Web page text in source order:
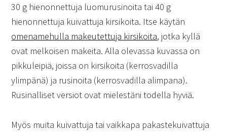
30 g hienonnettuja luomurusinoita tai 40 g
hienonnettuja kuivattuja kirsikoita. Itse käytän
omenamehulla makeutettuja kirsikoita, jotka kyllä
ovat melkoisen makeita. Alla olevassa kuvassa on
pikkuleipiä, joissa on kirsikoita (kerrosvadilla
ylimpänä) ja rusinoita (kerrosvadilla alimpana).
Rusinalliset versiot ovat mielestäni todella hyviä.
Myös muita kuivattuja tai vaikkapa pakastekuivattuja